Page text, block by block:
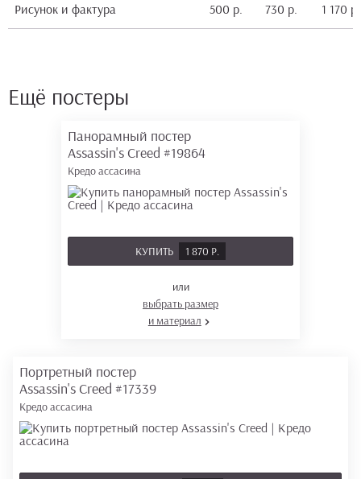
Рисунок и фактура 500 р. 730 р. 1 170 р.
Ещё постеры
Панорамный постер
Assassin's Creed #19864
Кредо ассасина
КУПИТЬ 1 870 Р.
или
выбрать размер
и материал
Портретный постер
Assassin's Creed #17339
Кредо ассасина